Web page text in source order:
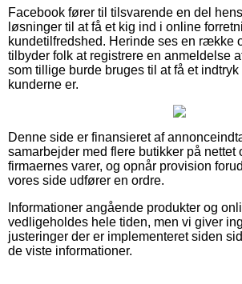
Facebook fører til tilsvarende en del
løsninger til at få et kig ind i online
kundetilfredshed. Herinde ses en række
tilbyder folk at registrere en anmeldelse
som tillige burde bruges til at få et
kunderne er.
Denne side er finansieret af
samarbejder med flere butikker på nettet
firmaernes varer, og opnår provision
vores side udfører en ordre.
Informationer angående produkter og
vedligeholdes hele tiden, men vi giver
justeringer der er implementeret siden
de viste informationer.